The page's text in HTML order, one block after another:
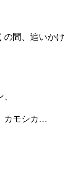
の間、追いかけ
カモシカ…